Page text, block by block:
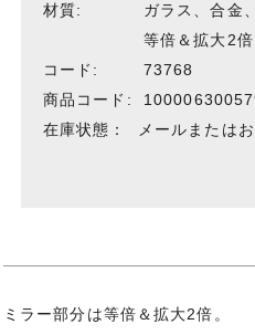
材質:
ガラス、合金
等倍＆拡大2倍
コード:
73768
商品コード:
在庫状態：
メールまたは
ミラー部分は等倍＆拡大2倍。